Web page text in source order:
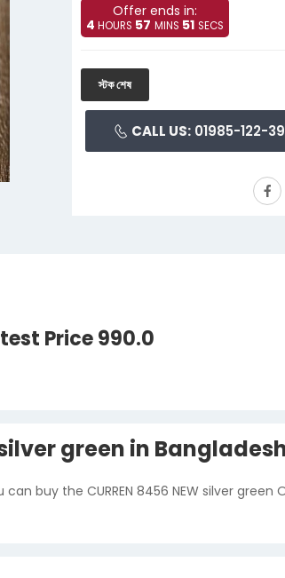
Offer ends in:
4 HOURS 57 MINS 50 SECS
স্টক শেষ
CALL US:01985-122-
Price 990.0
green in
can buy the CURREN 8456 NEW silver